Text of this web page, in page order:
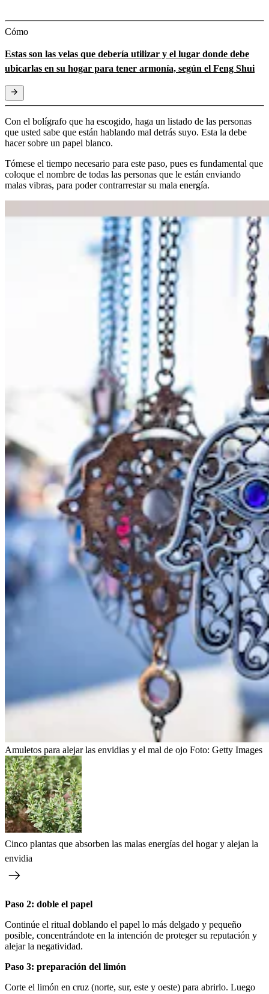
Cómo
Estas son las velas que debería utilizar y el lugar donde debe
ubicarlas en su hogar para tener armonía, según el Feng Shui
Con el bolígrafo que ha escogido, haga un listado de las personas
que usted sabe que están hablando mal detrás suyo. Esta la debe
hacer sobre un papel blanco.
Tómese el tiempo necesario para este paso, pues es fundamental que
coloque el nombre de todas las personas que le están enviando
malas vibras, para poder contrarrestar su mala energía.
Amuletos para alejar las envidias y el mal de ojo Foto: Getty Images
Cinco plantas que absorben las malas energías del hogar y alejan la
envidia
Paso 2: doble el papel
Continúe el ritual doblando el papel lo más delgado y pequeño
posible, concentrándote en la intención de proteger su reputación y
alejar la negatividad.
Paso 3: preparación del limón
Corte el limón en cruz (norte, sur, este y oeste) para abrirlo. Luego